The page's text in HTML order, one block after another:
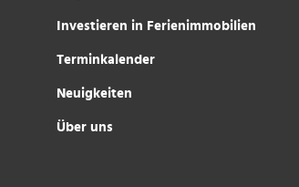
Investieren in Ferienimmobilien
Terminkalender
Neuigkeiten
Über uns